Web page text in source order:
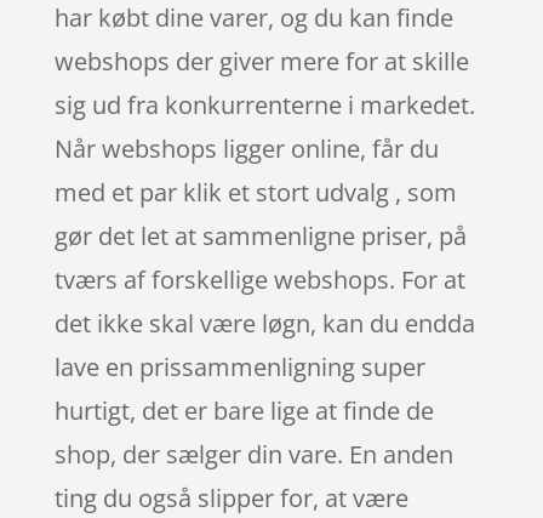
har købt dine varer, og du kan finde
webshops der giver mere for at skille
sig ud fra konkurrenterne i markedet.
Når webshops ligger online, får du
med et par klik et stort udvalg , som
gør det let at sammenligne priser, på
tværs af forskellige webshops. For at
det ikke skal være løgn, kan du endda
lave en prissammenligning super
hurtigt, det er bare lige at finde de
shop, der sælger din vare. En anden
ting du også slipper for, at være